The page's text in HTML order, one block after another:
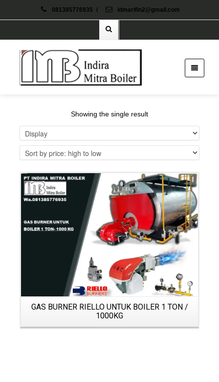
081385776935 / idmarifin2@gmail.com
Showing the single result
Details
GAS BURNER RIELLO UNTUK BOILER 1 TON /
1000KG